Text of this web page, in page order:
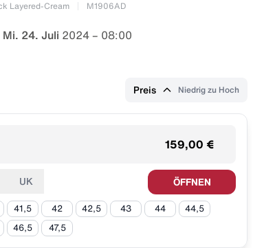
Layered-Cream M1906AD
Mi. 24. Juli 2024 – 08:00
Preis Niedrig zu Hoch
159,00 €
UK ÖFFNEN
41,5 42 42,5 43 44 44,5
46,5 47,5